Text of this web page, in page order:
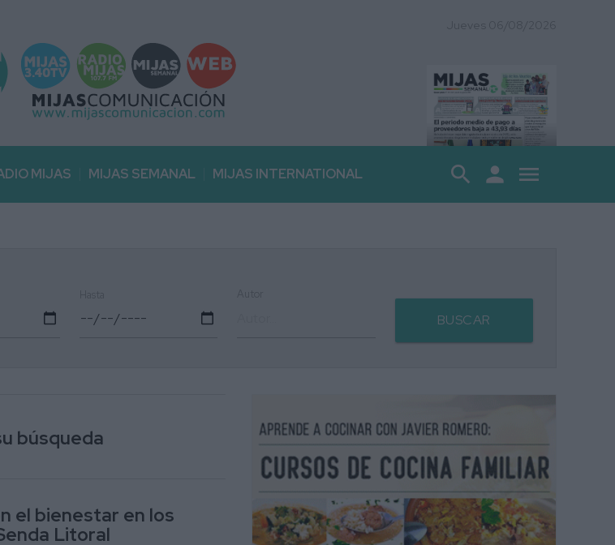
MIJAS MIJAS SEMANAL MIJAS INTERNATIONAL search person menu
BUSCAR
búsqueda
el bienestar en los
Litoral